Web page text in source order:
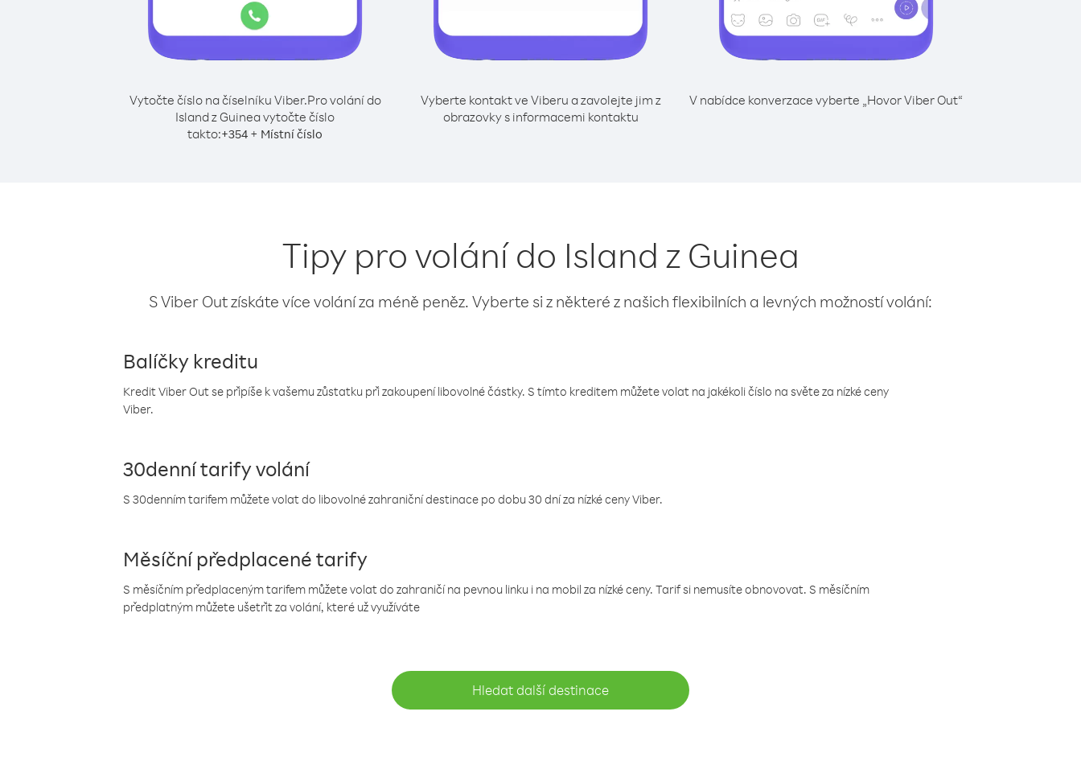
Vytočte číslo na číselníku Viber.Pro volání do
Island z Guinea vytočte číslo
takto:+354 + Místní číslo
Vyberte kontakt ve Viberu a zavolejte jim z
obrazovky s informacemi kontaktu
V nabídce konverzace vyberte „Hovor Viber Out“
Tipy pro volání do Island z Guinea
S Viber Out získáte více volání za méně peněz. Vyberte si z některé z našich flexibilních a levných možností volání:
Balíčky kreditu
Kredit Viber Out se připíše k vašemu zůstatku při zakoupení libovolné částky. S tímto kreditem můžete volat na jakékoli číslo na světe za nízké ceny
Viber.
30denní tarify volání
S 30denním tarifem můžete volat do libovolné zahraniční destinace po dobu 30 dní za nízké ceny Viber.
Měsíční předplacené tarify
S měsíčním předplaceným tarifem můžete volat do zahraničí na pevnou linku i na mobil za nízké ceny. Tarif si nemusíte obnovovat. S měsíčním
předplatným můžete ušetřit za volání, které už využíváte
Hledat další destinace